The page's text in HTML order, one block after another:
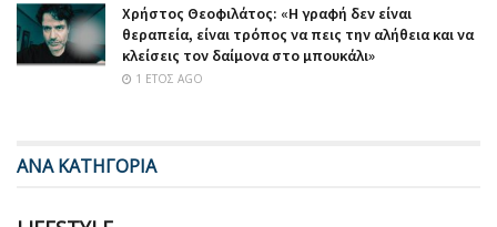
Χρήστος Θεοφιλάτος: «Η γραφή δεν είναι
θεραπεία, είναι τρόπος να πεις την αλήθεια και να
κλείσεις τον δαίμονα στο μπουκάλι»
1 ΈΤΟΣ AGO
ΑΝΑ ΚΑΤΗΓΟΡΙΑ